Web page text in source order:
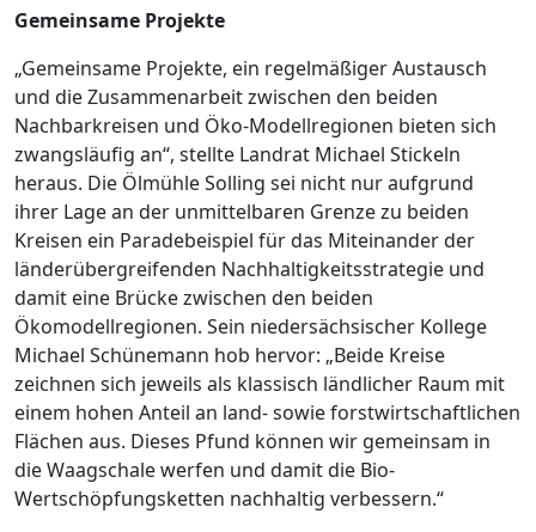
Gemeinsame Projekte
„Gemeinsame Projekte, ein regelmäßiger Austausch
und die Zusammenarbeit zwischen den beiden
Nachbarkreisen und Öko-Modellregionen bieten sich
zwangsläufig an“, stellte Landrat Michael Stickeln
heraus. Die Ölmühle Solling sei nicht nur aufgrund
ihrer Lage an der unmittelbaren Grenze zu beiden
Kreisen ein Paradebeispiel für das Miteinander der
länderübergreifenden Nachhaltigkeitsstrategie und
damit eine Brücke zwischen den beiden
Ökomodellregionen. Sein niedersächsischer Kollege
Michael Schünemann hob hervor: „Beide Kreise
zeichnen sich jeweils als klassisch ländlicher Raum mit
einem hohen Anteil an land- sowie forstwirtschaftlichen
Flächen aus. Dieses Pfund können wir gemeinsam in
die Waagschale werfen und damit die Bio-
Wertschöpfungsketten nachhaltig verbessern.“